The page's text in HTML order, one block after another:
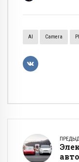
AI Camera